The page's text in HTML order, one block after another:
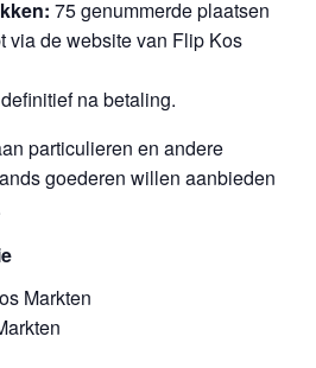
75 genummerde plaatsen
via de website van Flip Kos
na betaling.
particulieren en andere
goederen willen aanbieden
Markten